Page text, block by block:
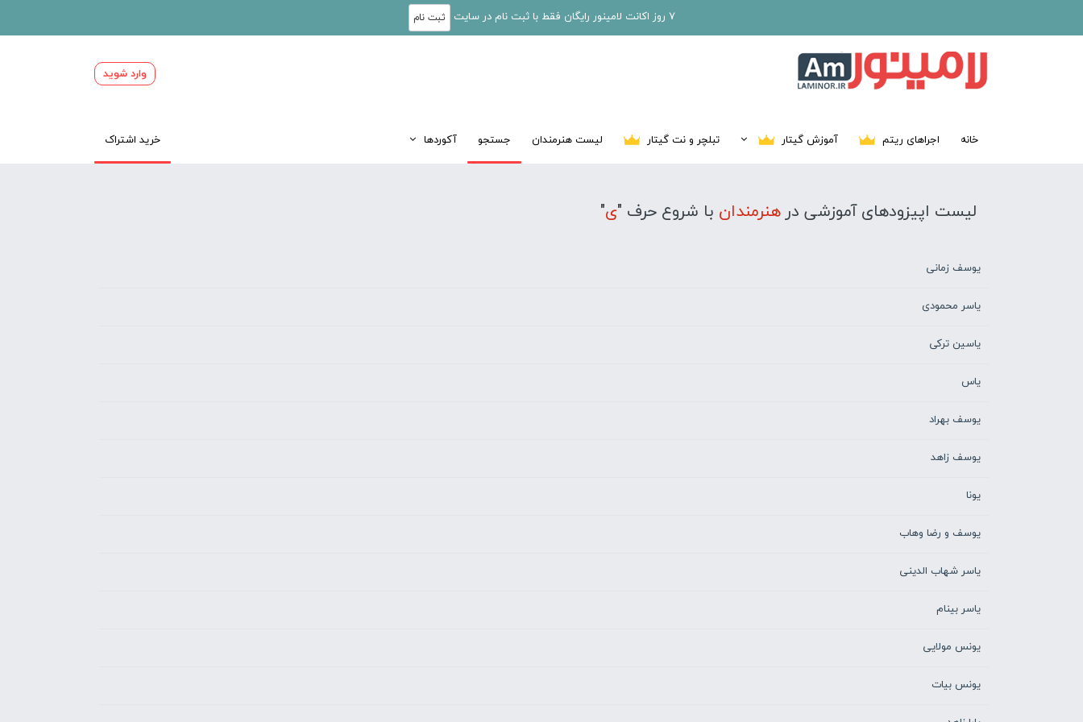
7 روز اکانت لامینور رایگان فقط با ثبت نام در سایت ثبت نام
وارد شوید
خانه اجراهای ریتم آموزش گیتار تبلچر و نت گیتار لیست هنرمندان جستجو آکوردها خرید اشتراک
لیست اپیزودهای آموزشی درهنرمندان با شروع حرف "ی"
یوسف زمانی
یاسر محمودی
یاسین ترکی
یاس
یوسف بهراد
یوسف زاهد
یونا
یوسف و رضا وهاب
یاسر شهاب الدینی
یاسر بینام
یونس مولایی
یونس بیات